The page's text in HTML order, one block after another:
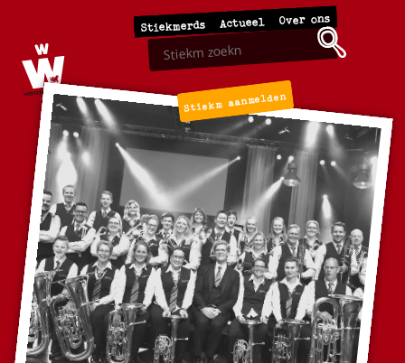
Stiekmerds Actueel Over ons
Stiekm aanmelden